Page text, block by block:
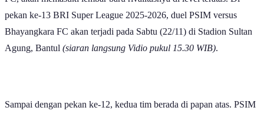
pekan ke-13 BRI Super League 2025-2026, duel PSIM versus
Bhayangkara FC akan terjadi pada Sabtu (22/11) di Stadion Sultan
Agung, Bantul (siaran langsung Vidio pukul 15.30 WIB).
Sampai dengan pekan ke-12, kedua tim berada di papan atas. PSIM